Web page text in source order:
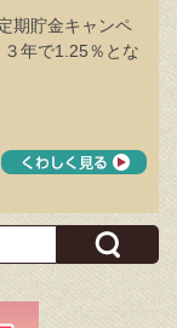
期貯金キャンペ
年で1.25％とな